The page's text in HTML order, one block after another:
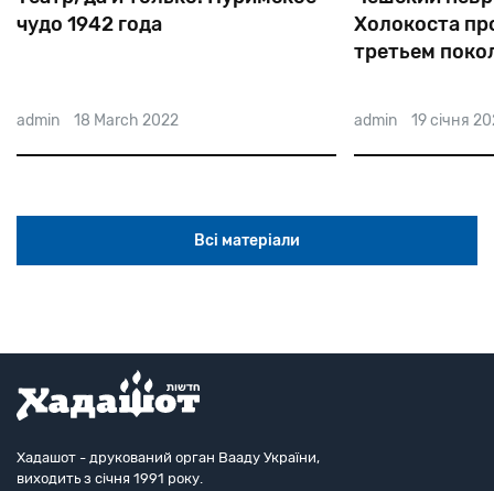
чудо 1942 года
admin 18 March 2022
Холокоста
третьем
admin 19 січня 2022
Всі матеріали
Хадашот - друкований орган Вааду України,
виходить з січня 1991 року.